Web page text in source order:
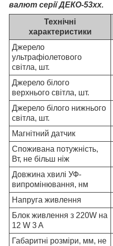
валют серії ДЕКО-53хх.
Технічні
характеристики
Джерело
ультрафіолетового
світла, шт.
Джерело білого
верхнього світла, шт.
Джерело білого нижнього
світла, шт.
Магнітний датчик
Споживана потужність,
Вт, не більш ніж
Довжина хвилі УФ-
випромінювання, нм
Напруга живлення
Блок живлення з 220W на
12 W 3 A
Габаритні розміри, мм, не